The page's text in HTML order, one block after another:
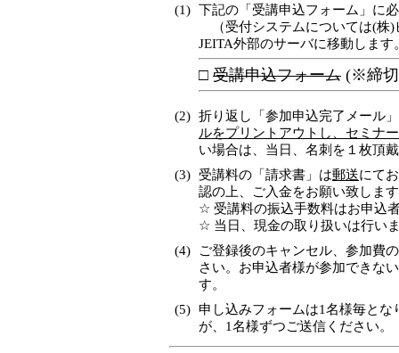
(1) 下記の「受講申込フォーム」に
（受付システムについては(株)
JEITA外部のサーバに移動します
□ 受講申込フォーム (※締
(2) 折り返し「参加申込完了メール
ルをプリントアウトし、セミナ
い場合は、当日、名刺を１枚頂
(3) 受講料の「請求書」は郵送にて
認の上、ご入金をお願い致しま
☆ 受講料の振込手数料はお申込
☆ 当日、現金の取り扱いは行い
(4)
ご登録後のキャンセル、参加費
さい。お申込者様が参加できな
す。
(5) 申し込みフォームは1名様毎と
が、1名様ずつご送信ください。